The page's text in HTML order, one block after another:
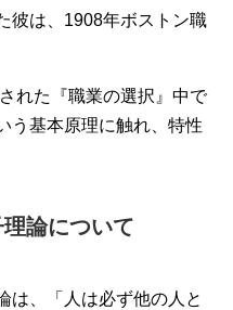
彼は、1908年ボストン職
れた『職業の選択』中で
う基本原理に触れ、特性
論について
は、「人は必ず他の人と